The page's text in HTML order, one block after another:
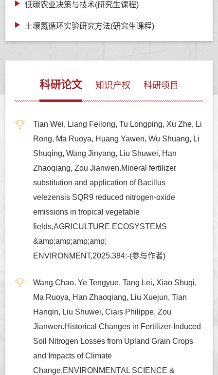
低碳农业决策与技术(研究生课程)
土壤氮循环实验研究方法(研究生课程)
科研论文 知识产权 科研项目
Tian Wei, Liang Feilong, Tu Longping, Xu Zhe, Li
Rong, Ma Ruoya, Huang Yawen, Wu Shuang, Li
Shuqing, Wang Jinyang, Liu Shuwei, Han
Zhaoqiang, Zou Jianwen.Mineral fertilizer
substitution and application of Bacillus
velezensis SQR9 reduced nitrogen-oxide
emissions in tropical vegetable
fields,AGRICULTURE ECOSYSTEMS
&amp;amp;amp;amp;
ENVIRONMENT,2025,384:-(参与作者)
Wang Chao, Ye Tengyue, Tang Lei, Xiao Shuqi,
Ma Ruoya, Han Zhaoqiang, Liu Xuejun, Tian
Hanqin, Liu Shuwei, Ciais Philippe, Zou
Jianwen.Historical Changes in Fertilizer-Induced
Soil Nitrogen Losses from Upland Grain Crops
and Impacts of Climate
Change,ENVIRONMENTAL SCIENCE &